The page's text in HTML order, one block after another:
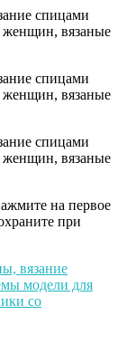
на первое
при